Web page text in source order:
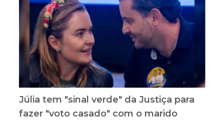
Júlia tem "sinal verde" da Justiça para
fazer "voto casado" com o marido